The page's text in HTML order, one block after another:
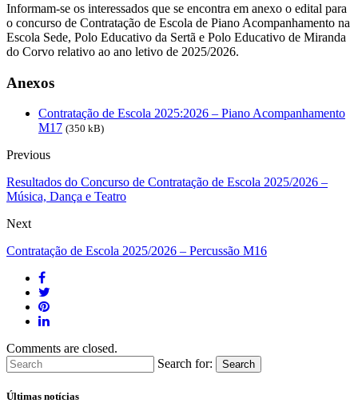
Informam-se os interessados que se encontra em anexo o edital para
o concurso de Contratação de Escola de Piano Acompanhamento na
Escola Sede, Polo Educativo da Sertã e Polo Educativo de Miranda
do Corvo relativo ao ano letivo de 2025/2026.
Anexos
Contratação de Escola 2025:2026 – Piano Acompanhamento
M17 (350 kB)
Previous
Resultados do Concurso de Contratação de Escola 2025/2026 –
Música, Dança e Teatro
Next
Contratação de Escola 2025/2026 – Percussão M16
Comments are closed.
Search for:
Search
Últimas notícias